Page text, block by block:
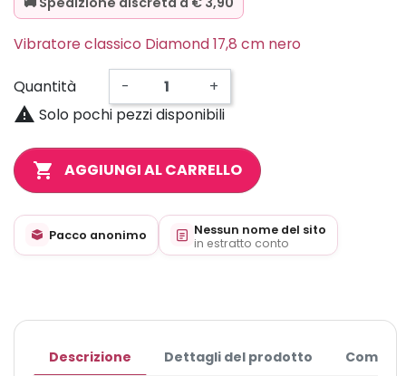
Vibratore classico Diamond 17,8 cm nero
Quantità - +
 Solo pochi pezzi disponibili
shopping_cart AGGIUNGI AL CARRELLO
Pacco anonimo
Nessun nome del sito
in estratto conto
Descrizione Dettagli del prodotto